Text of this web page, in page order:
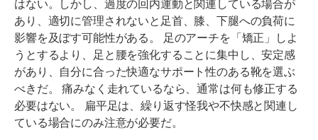
はない。しかし、過度の回内運動と関連している場合が
あり、適切に管理されないと足首、膝、下腿への負荷に
影響を及ぼす可能性がある。 足のアーチを「矯正」しよ
うとするより、足と腰を強化することに集中し、安定感
があり、自分に合った快適なサポート性のある靴を選ぶ
べきだ。 痛みなく走れているなら、通常は何も修正する
必要はない。 扁平足は、繰り返す怪我や不快感と関連し
ている場合にのみ注意が必要だ。